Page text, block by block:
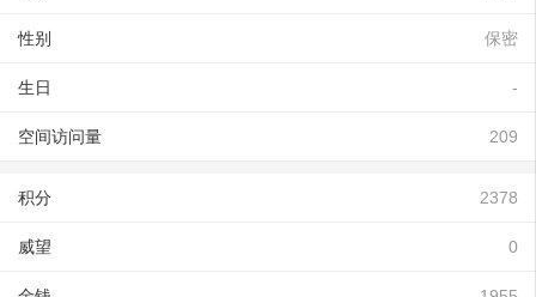
性别 保密
生日 -
空间访问量 209
积分 2378
威望 0